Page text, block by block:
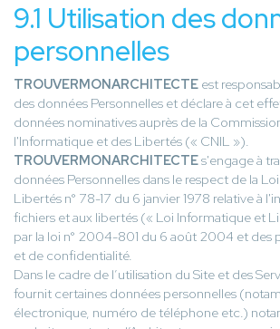
9.1 Utilisation des
personnelles
TROUVERMONARCHITECTE est
des données Personnelles et déclare à cet
données nominatives auprès de la
l'Informatique et des Libertés (« CNIL »).
TROUVERMONARCHITECTEs'engage à
données Personnelles dans le respect de la
Libertés n° 78-17 du 6 janvier 1978 relative à
fichiers et aux libertés (« Loi Informatique et
par la loi n° 2004-801 du 6 août 2004 et des
et de confidentialité.
Dans le cadre de l’utilisation du Site et des
fournit certaines données personnelles
électronique, numéro de téléphone etc.)